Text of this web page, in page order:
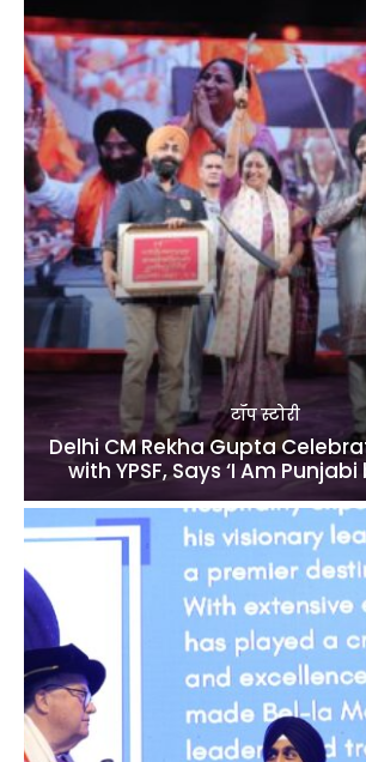
टॉप स्टोरी
Delhi CM Rekha Gupta
with YPSF, Says ‘I Am